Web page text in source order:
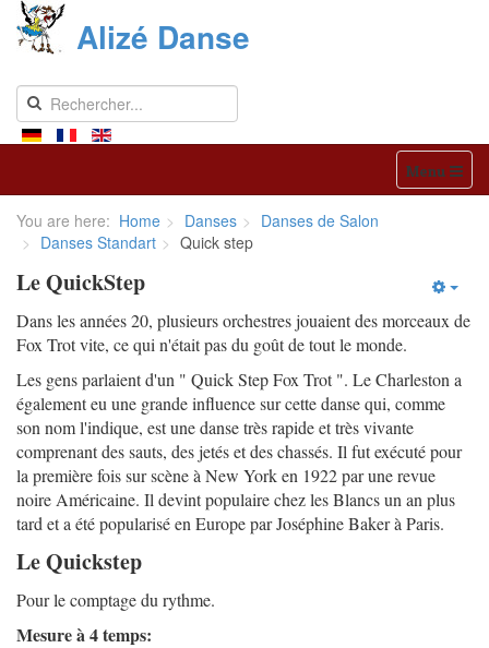
Alizé Danse
Menu
You are here: Home Danses
Danses de Salon
Danses Standart
Quick step
Le QuickStep
Dans les années 20, plusieurs orchestres jouaient des morceaux de
Fox Trot vite, ce qui n'était pas du goût de tout le monde.
Les gens parlaient d'un " Quick Step Fox Trot ". Le Charleston a
également eu une grande influence sur cette danse qui, comme
son nom l'indique, est une danse très rapide et très vivante
comprenant des sauts, des jetés et des chassés. Il fut exécuté pour
la première fois sur scène à New York en 1922 par une revue
noire Américaine. Il devint populaire chez les Blancs un an plus
tard et a été popularisé en Europe par Joséphine Baker à Paris.
Le Quickstep
Pour le comptage du rythme.
Mesure à 4 temps: